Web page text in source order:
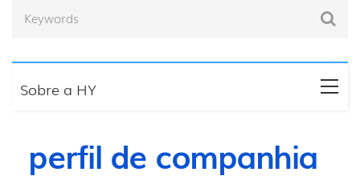
Sobre a HY
perfil de companhia